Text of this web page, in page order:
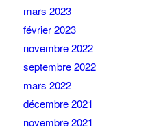
mars 2023
février 2023
novembre 2022
septembre 2022
mars 2022
décembre 2021
novembre 2021